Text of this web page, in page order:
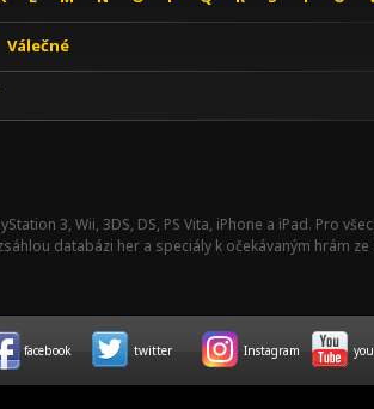
Válečné
3, Wii, 3DS, DS, PS Vita, iPhone a iPad. Pro
databázi her a speciály k očekávaným hrám ze
facebook twitter Instagram